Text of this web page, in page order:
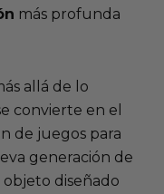
más profunda
allá de lo
convierte en el
de juegos para
generación de
objeto diseñado